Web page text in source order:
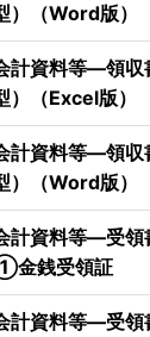
）（Word版）
計資料等―領
）（Excel版）
計資料等―領
）（Word版）
計資料等―受領
銭受領証
計資料等―受領